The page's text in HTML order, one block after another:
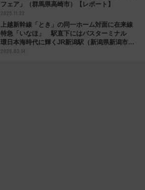
フェア」（群馬県高崎市）【レポート】
2025.11.22
上越新幹線「とき」の同一ホーム対面に在来線
特急「いなほ」 駅直下にはバスターミナル
環日本海時代に輝くJR新潟駅（新潟県新潟市）
【コラム】
2026.03.14